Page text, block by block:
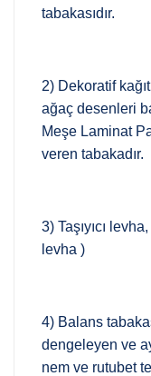
tabakasıdır.
2) Dekoratif
ağaç desenleri
Meşe Laminat
veren tabakadır.
3) Taşıyıcı
levha )
4) Balans
dengeleyen ve
nem ve rutubet